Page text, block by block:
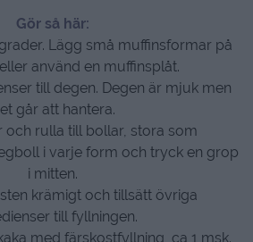
Gör så här:
Lägg små muffinsformar på
använd en muffinsplåt.
till degen. Degen är mjuk men
går att hantera.
och rulla till bollar, stora som
i varje form och tryck en grop
i mitten.
krämigt och tillsätt övriga
till fyllningen.
med färskostfyllning, ca 1 msk.